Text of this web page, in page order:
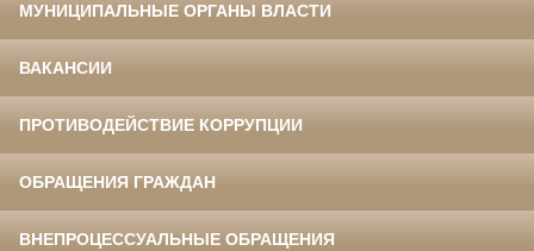
МУНИЦИПАЛЬНЫЕ ОРГАНЫ ВЛАСТИ
ВАКАНСИИ
ПРОТИВОДЕЙСТВИЕ КОРРУПЦИИ
ОБРАЩЕНИЯ ГРАЖДАН
ВНЕПРОЦЕССУАЛЬНЫЕ ОБРАЩЕНИЯ